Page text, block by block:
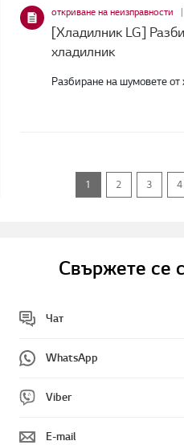
откриване на неизправности
[Хладилник LG]
хладилник
Разбиране на шумовете
1 2 3 4
Свържете се
Чат
WhatsApp
Viber
E-mail